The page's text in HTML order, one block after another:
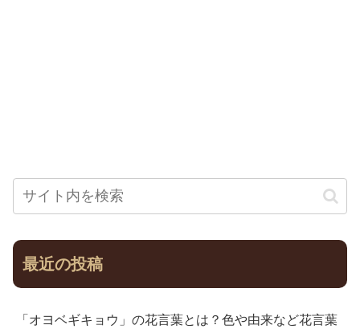
最近の投稿
「オヨベギキョウ」の花言葉とは？色や由来など花言葉